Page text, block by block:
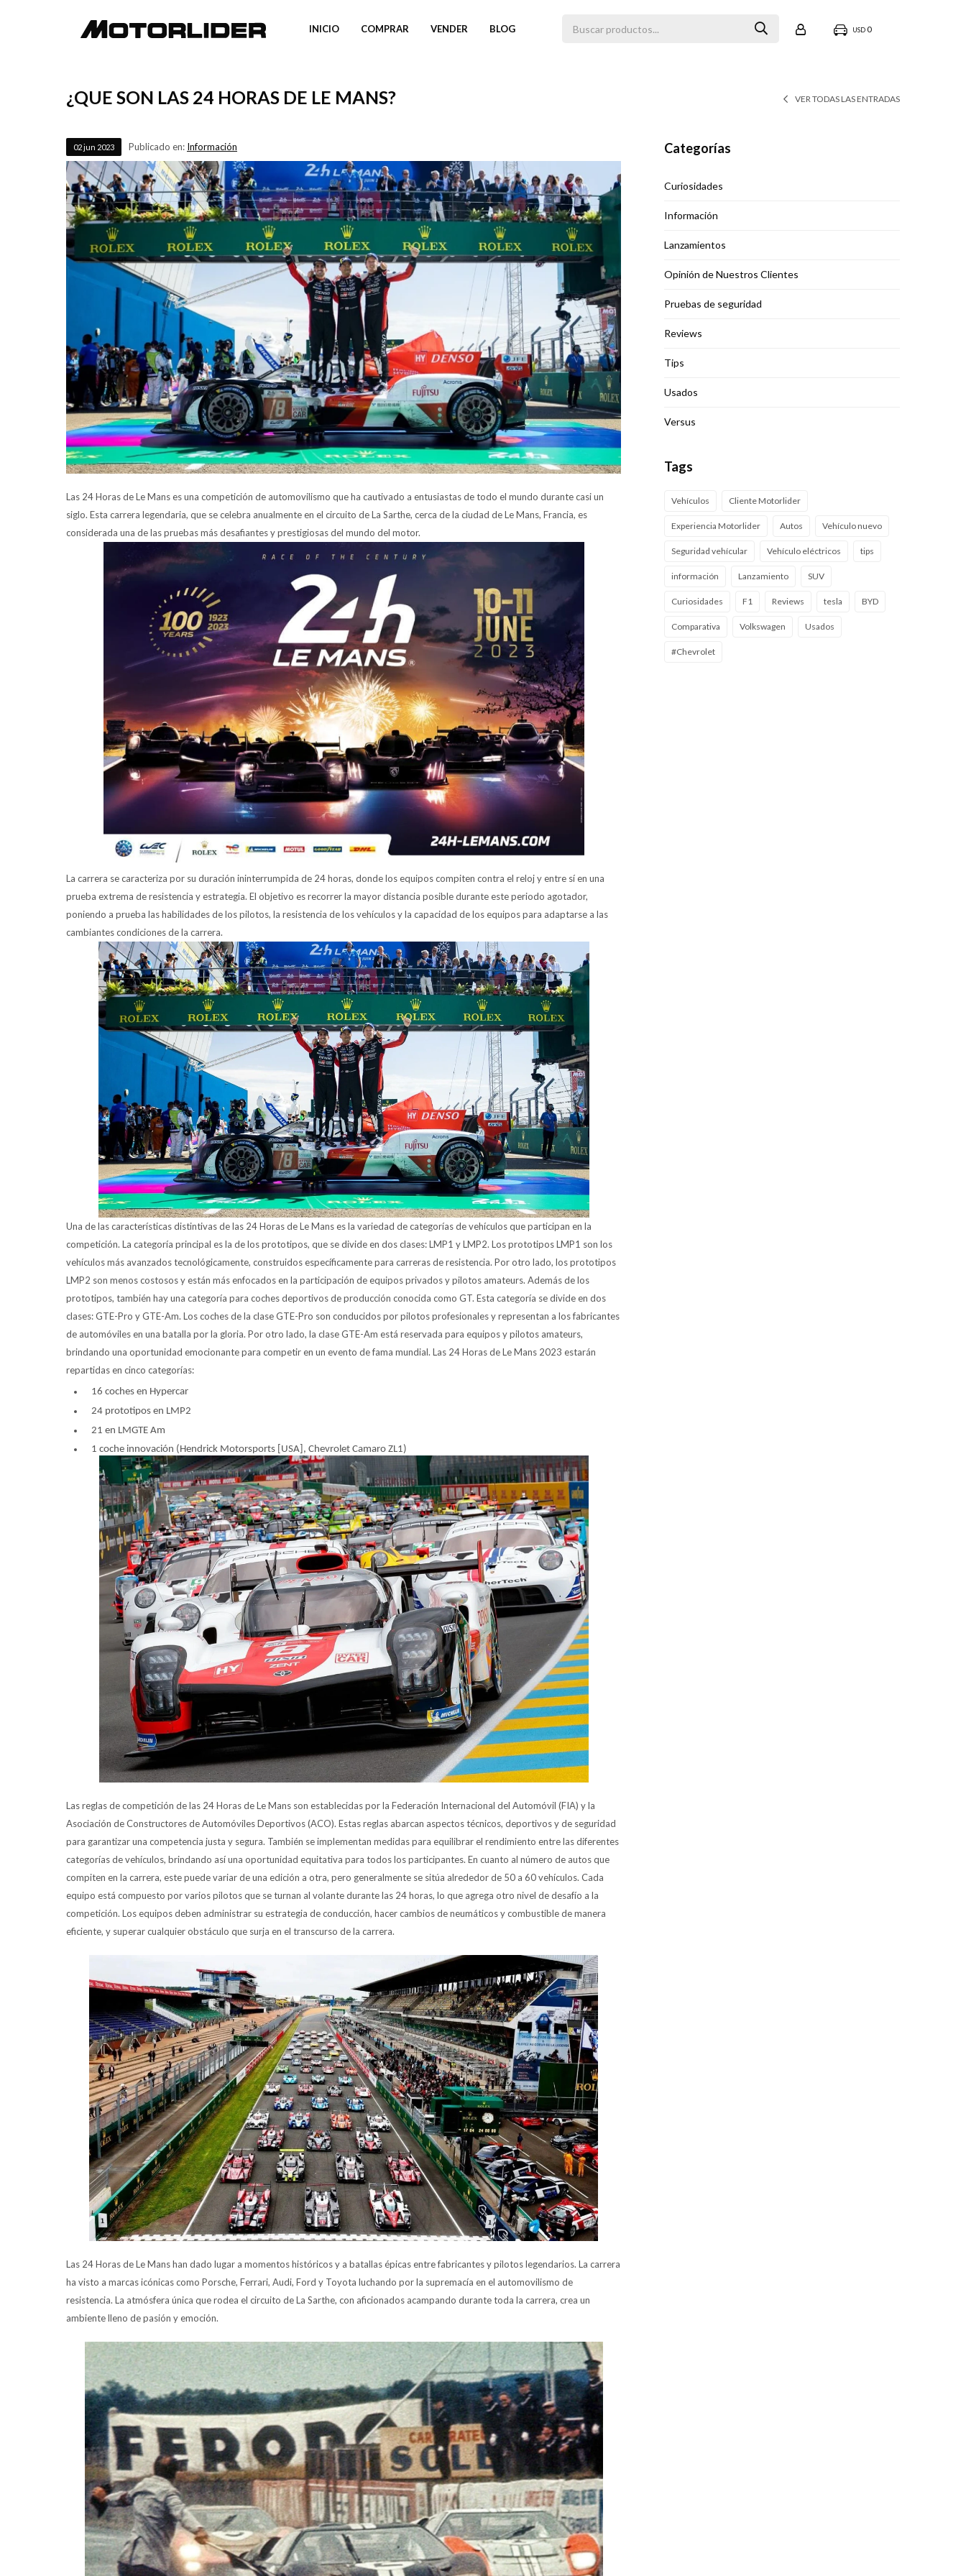
INICIO COMPRAR VENDER BLOG USD 0
¿QUE SON LAS 24 HORAS DE LE MANS? VER TODAS LAS ENTRADAS
02jun 2023 Publicado en: Información
Las 24 Horas de Le Mans es una competición de automovilismo que ha cautivado a entusiastas de todo el mundo durante casi un
siglo. Esta carrera legendaria, que se celebra anualmente en el circuito de La Sarthe, cerca de la ciudad de Le Mans, Francia, es
considerada una de las pruebas más desafiantes y prestigiosas del mundo del motor.
La carrera se caracteriza por su duración ininterrumpida de 24 horas, donde los equipos compiten contra el reloj y entre sí en una
prueba extrema de resistencia y estrategia. El objetivo es recorrer la mayor distancia posible durante este periodo agotador,
poniendo a prueba las habilidades de los pilotos, la resistencia de los vehículos y la capacidad de los equipos para adaptarse a las
cambiantes condiciones de la carrera.
Una de las características distintivas de las 24 Horas de Le Mans es la variedad de categorías de vehículos que participan en la
competición. La categoría principal es la de los prototipos, que se divide en dos clases: LMP1 y LMP2. Los prototipos LMP1 son los
vehículos más avanzados tecnológicamente, construidos específicamente para carreras de resistencia. Por otro lado, los prototipos
LMP2 son menos costosos y están más enfocados en la participación de equipos privados y pilotos amateurs. Además de los
prototipos, también hay una categoría para coches deportivos de producción conocida como GT. Esta categoría se divide en dos
clases: GTE-Pro y GTE-Am. Los coches de la clase GTE-Pro son conducidos por pilotos profesionales y representan a los fabricantes
de automóviles en una batalla por la gloria. Por otro lado, la clase GTE-Am está reservada para equipos y pilotos amateurs,
brindando una oportunidad emocionante para competir en un evento de fama mundial. Las 24 Horas de Le Mans 2023 estarán
repartidas en cinco categorías:
16 coches en Hypercar
24 prototipos en LMP2
21 en LMGTE Am
1 coche innovación (Hendrick Motorsports [USA], Chevrolet Camaro ZL1)
Las reglas de competición de las 24 Horas de Le Mans son establecidas por la Federación Internacional del Automóvil (FIA) y la
Asociación de Constructores de Automóviles Deportivos (ACO). Estas reglas abarcan aspectos técnicos, deportivos y de seguridad
para garantizar una competencia justa y segura. También se implementan medidas para equilibrar el rendimiento entre las diferentes
categorías de vehículos, brindando así una oportunidad equitativa para todos los participantes. En cuanto al número de autos que
compiten en la carrera, este puede variar de una edición a otra, pero generalmente se sitúa alrededor de 50 a 60 vehículos. Cada
equipo está compuesto por varios pilotos que se turnan al volante durante las 24 horas, lo que agrega otro nivel de desafío a la
competición. Los equipos deben administrar su estrategia de conducción, hacer cambios de neumáticos y combustible de manera
eficiente, y superar cualquier obstáculo que surja en el transcurso de la carrera.
Las 24 Horas de Le Mans han dado lugar a momentos históricos y a batallas épicas entre fabricantes y pilotos legendarios. La carrera
ha visto a marcas icónicas como Porsche, Ferrari, Audi, Ford y Toyota luchando por la supremacía en el automovilismo de
resistencia. La atmósfera única que rodea el circuito de La Sarthe, con aficionados acampando durante toda la carrera, crea un
ambiente lleno de pasión y emoción.
Categorías
Curiosidades
Información
Lanzamientos
Opinión de Nuestros Clientes
Pruebas de seguridad
Reviews
Tips
Usados
Versus
Tags
Vehículos Cliente Motorlider
Experiencia Motorlider Autos Vehículo nuevo
Seguridad vehícular Vehículo eléctricos tips
información Lanzamiento SUV
Curiosidades F1 Reviews tesla BYD
Comparativa Volkswagen Usados
#Chevrolet